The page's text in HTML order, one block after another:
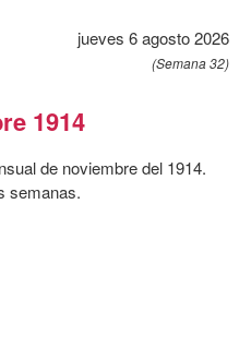
jueves 6 agosto 2026
(Semana 32)
1914
de noviembre del 1914.
semanas.